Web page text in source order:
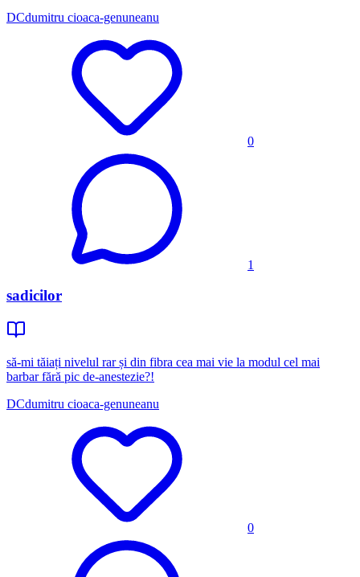
DCdumitru cioaca-genuneanu
0
1
sadicilor
să-mi tăiați nivelul rar și din fibra cea mai vie la modul cel mai
barbar fără pic de-anestezie?!
DCdumitru cioaca-genuneanu
0